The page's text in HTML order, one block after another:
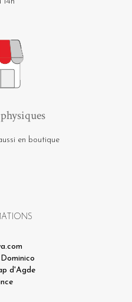
en boutique
d'Agde